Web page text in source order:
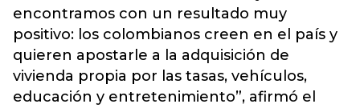
encontramos con un resultado muy
positivo: los colombianos creen en el país y
quieren apostarle a la adquisición de
vivienda propia por las tasas, vehículos,
educación y entretenimiento”, afirmó el